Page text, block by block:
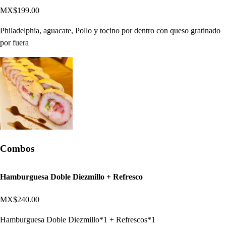
MX$199.00
Philadelphia, aguacate, Pollo y tocino por dentro con queso gratinado
por fuera
Combos
Hamburguesa Doble Diezmillo + Refresco
MX$240.00
Hamburguesa Doble Diezmillo*1 + Refrescos*1